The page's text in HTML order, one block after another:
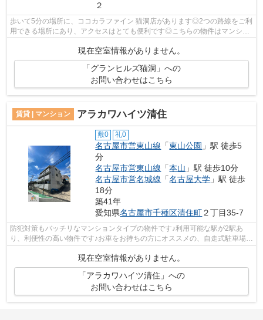
２
歩いて5分の場所に、ココカラファイン 猫洞店があります◎2つの路線をご利
用できる場所にあり、アクセスはとても便利です◎こちらの物件はマンショ
現在空室情報がありません。
「グランヒルズ猫洞」への
お問い合わせはこちら
賃貸 | マンション アラカワハイツ清住
敷0 礼0
名古屋市営東山線 「東山公園 」駅 徒歩5
分
名古屋市営東山線 「本山 」駅 徒歩10分
名古屋市営名城線 「名古屋大学 」駅 徒歩
18分
築41年
愛知県名古屋市千種区清住町２丁目35-7
防犯対策もバッチリなマンションタイプの物件です♪利用可能な駅が2駅あ
り、利便性の高い物件です♪お車をお持ちの方にオススメの、自走式駐車場を
利用できる物件です♪この建物の敷地内...
現在空室情報がありません。
「アラカワハイツ清住」への
お問い合わせはこちら